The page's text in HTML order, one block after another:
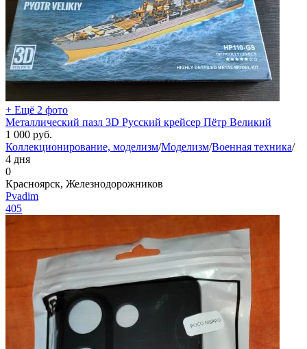
+ Ещё 2 фото
Металлический пазл 3D Русский крейсер Пётр Великий
1 000 руб.
Коллекционирование, моделизм/Моделизм/Военная техника/
4 дня
0
Красноярск, Железнодорожников
Pvadim
405